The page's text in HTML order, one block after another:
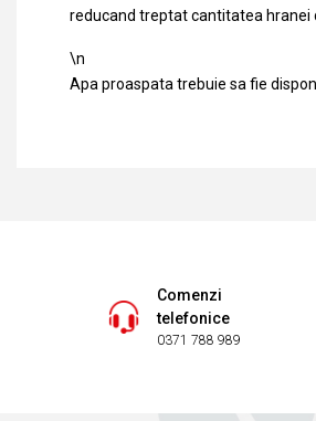
reducand treptat cantitatea hranei
\n
Apa proaspata trebuie sa fie
Comenzi
telefonice
0371 788 989